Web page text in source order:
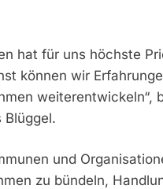
hat für uns höchste
können wir
weiterentwickeln“,
Blüggel.
und
zu bündeln,